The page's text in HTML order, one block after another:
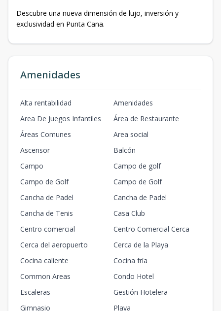
Descubre una nueva dimensión de lujo, inversión y
exclusividad en Punta Cana.
Amenidades
Alta rentabilidad
Amenidades
Area De Juegos Infantiles
Área de Restaurante
Áreas Comunes
Area social
Ascensor
Balcón
Campo
Campo de golf
Campo de Golf
Campo de Golf
Cancha de Padel
Cancha de Padel
Cancha de Tenis
Casa Club
Centro comercial
Centro Comercial Cerca
Cerca del aeropuerto
Cerca de la Playa
Cocina caliente
Cocina fría
Common Areas
Condo Hotel
Escaleras
Gestión Hotelera
Gimnasio
Playa